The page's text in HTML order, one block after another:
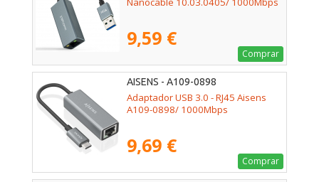
9,59 €
Comprar
AISENS - A109-0898
Adaptador USB 3.0 - RJ45 Aisens
A109-0898/ 1000Mbps
9,69 €
Comprar